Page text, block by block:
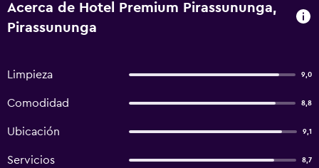
Acerca de Hotel Premium Pirassununga,
Pirassununga
Limpieza 9,0
Comodidad 8,8
Ubicación 9,1
Servicios 8,7